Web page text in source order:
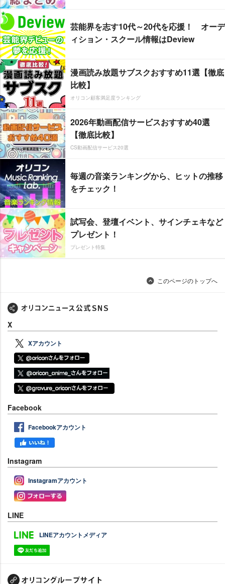
芸能界を志す10代～20代を応援！ オーデ
ィション・スクール情報はDeview
漫画読み放題サブスクおすすめ11選【徹底
比較】
オリコン顧客満足度ランキング
2026年動画配信サービスおすすめ40選
【徹底比較】
CS動画配信サービス20選
毎週の音楽ランキングから、ヒットの推移
をチェック！
試写会、登壇イベント、サインチェキなど
プレゼント！
プレゼント特集
このページのトップへ
X
Xアカウント
Facebook
Facebookアカウント
Instagram
Instagramアカウント
LINE
LINEアカウントメディア